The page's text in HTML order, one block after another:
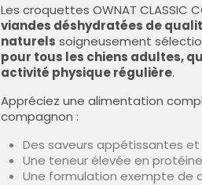
Les croquettes OWNAT CLASSIC
viandes déshydratées de
naturels soigneusement
pour tous les chiens adultes,
activité physique régulière.
Appréciez une alimentation
compagnon :
Des saveurs appétissantes
Une teneur élevée en
Une formulation exempte de